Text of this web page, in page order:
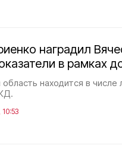
наградил
в рамках
находится в